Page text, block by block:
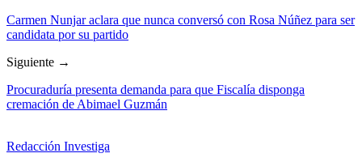
Carmen Nunjar aclara que nunca conversó con Rosa Núñez para ser
candidata por su partido
Siguiente →
Procuraduría presenta demanda para que Fiscalía disponga
cremación de Abimael Guzmán
Redacción Investiga